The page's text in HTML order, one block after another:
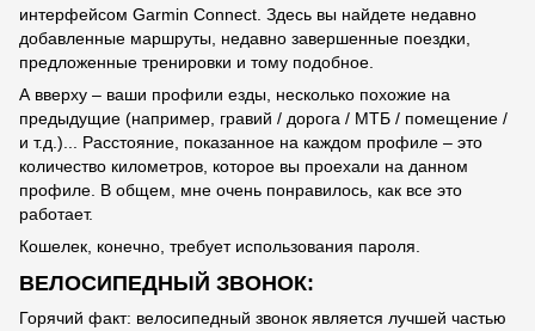
интерфейсом Garmin Connect. Здесь вы найдете недавно
добавленные маршруты, недавно завершенные поездки,
предложенные тренировки и тому подобное.
А вверху – ваши профили езды, несколько похожие на
предыдущие (например, гравий / дорога / МТБ / помещение /
и т.д.)... Расстояние, показанное на каждом профиле – это
количество километров, которое вы проехали на данном
профиле. В общем, мне очень понравилось, как все это
работает.
Кошелек, конечно, требует использования пароля.
ВЕЛОСИПЕДНЫЙ ЗВОНОК:
Горячий факт: велосипедный звонок является лучшей частью